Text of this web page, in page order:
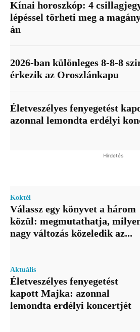
Kínai horoszkóp: 4
lépéssel törheti meg a
án
2026-ban különleges 8-8-8
érkezik az Oroszlánkapu
Életveszélyes fenyegetést
azonnal lemondta erdélyi
Hirdetés
Koktél
Válassz egy könyvet a három
közül: megmutathatja,
nagy változás közeledik az...
Aktuális
Életveszélyes fenyegetést
kapott Majka: azonnal
lemondta erdélyi koncertjét